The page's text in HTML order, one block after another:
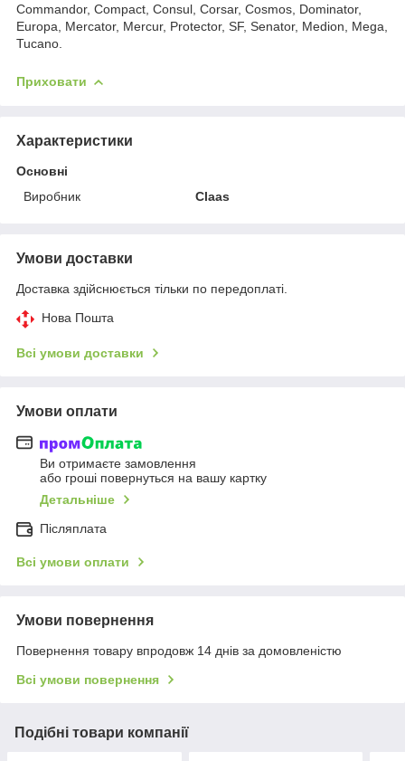
Commandor, Compact, Consul, Corsar, Cosmos, Dominator,
Europa, Mercator, Mercur, Protector, SF, Senator, Medion, Mega,
Tucano.
Приховати
Характеристики
Основні
Виробник
Claas
Умови доставки
Доставка здійснюється тільки по передоплаті.
Нова Пошта
Всі умови доставки
Умови оплати
Ви отримаєте замовлення
або гроші повернуться на вашу картку
Детальніше
Післяплата
Всі умови оплати
Умови повернення
Повернення товару впродовж 14 днів за домовленістю
Всі умови повернення
Подібні товари компанії